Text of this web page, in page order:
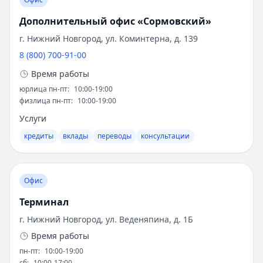
Т-Банк— Авто
Рейтинг:4.8(15 отзывов)
Альфа-Банк— Автомобиль у дилера
Рейтинг:4.6(16 отзывов)
Т-Банк — Рефинансирование
Рейтинг:4.8(15 отзывов)
Сбербанк— Лайт (господдержка)
Рейтинг:4.6(15 отзывов)
Сбербанк— Лайт
Рейтинг:4.6 (15 отзывов)
ВТБ— Наличные на авто
Рейтинг:4.8(16 отзывов)
Сбербанк— Драйв лайт
Рейтинг:4.6
Все автокредиты
Ипотека — лучшие предложения
Альфа-Банк— Семейная ипотека
Рейтинг: 4.9
Популярные услуги и продукты
Что привлекает клиентов в Райффайзенбанке?
Потребительские кредиты по выгодным
ставкам
Ипотечные программы
Депозиты и накопительные счета
Разнообразные карточные продукты
Бизнес-клиенты используют:
Корпоративное кредитование
Расчётно-кассовое обслуживание
Валютные операции
Инвестиционные услуги
Дополнительный офис «Сормовский»
г. Нижний Новгород, ул. Коминтерна, д. 139
8 (800) 700-91-00
Время работы
юрлица пн-пт: 10:00-19:00
физлица пн-пт: 10:00-19:00
Услуги
кредиты вклады переводы консультации
Офис
Терминал
г. Нижний Новгород, ул. Веденяпина, д. 1Б
Время работы
пн-пт: 10:00-19:00